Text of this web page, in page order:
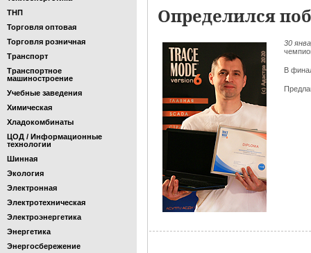
ТНП
Торговля оптовая
Торговля розничная
Транспорт
Транспортное
машиностроение
Учебные заведения
Химическая
Хладокомбинаты
ЦОД / Информационные
технологии
Шинная
Экология
Электронная
Электротехническая
Электроэнергетика
Энергетика
Энергосбережение
Определился
30
В